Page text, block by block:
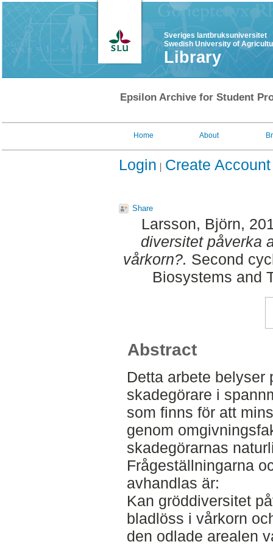
Sveriges lantbruksuniversitet
Swedish University of
Library
Epsilon Archive for Student
Home About
Login Create Account
Share
Larsson, Björn,
diversitet påverka
vårkorn?. Second
Biosystems and
Abstract
Detta arbete belyser
skadegörare i
som finns för att
genom
skadegörarnas
Frågeställningarna
avhandlas är:
Kan gröddiversitet
bladlöss i vårkorn
den odlade arealen